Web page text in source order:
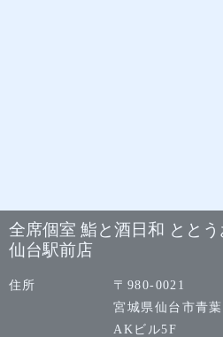
全席個室 鮨と酒日和 ととう
仙台駅前店
住所
〒980-0021
宮城県仙台市青
AKビル5F